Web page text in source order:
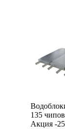
135 чипов
Акция -